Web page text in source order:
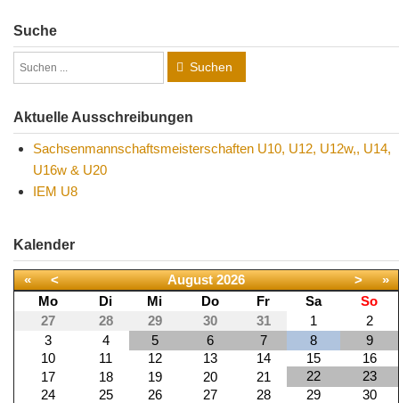
Suche
Suchen
Aktuelle Ausschreibungen
Sachsenmannschaftsmeisterschaften U10, U12, U12w,, U14,
U16w & U20
IEM U8
Kalender
« < August 2026 >
»
Mo
Di Mi Do Fr Sa
So
27
28 29 30 31 1
2
3
4 5 6 7 8
9
10
11 12 13 14 15
16
17
18 19 20 21 22
23
24
25 26 27 28 29
30